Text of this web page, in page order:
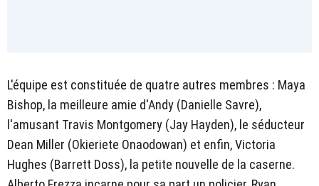
L'équipe est constituée de quatre autres membres : Maya
Bishop, la meilleure amie d'Andy (Danielle Savre),
l'amusant Travis Montgomery (Jay Hayden), le séducteur
Dean Miller (Okieriete Onaodowan) et enfin, Victoria
Hughes (Barrett Doss), la petite nouvelle de la caserne.